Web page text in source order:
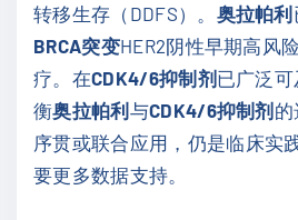
转移生存（DDFS）。 奥拉帕利
BRCA突变HER2阴性早期高风
疗。在CDK4/6抑制剂已广泛可
衡奥拉帕利与CDK4/6抑制剂
序贯或联合应用，仍是临床实
要更多数据支持。